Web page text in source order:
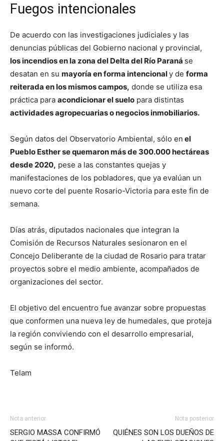
Fuegos intencionales
De acuerdo con las investigaciones judiciales y las
denuncias públicas del Gobierno nacional y provincial,
los incendios en la zona del Delta del Río Paraná se
desatan en su mayoría en forma intencionaly de forma
reiterada en los mismos campos, donde se utiliza esa
práctica para acondicionar el suelo para distintas
actividades agropecuarias o negocios inmobiliarios.
Según datos del Observatorio Ambiental, sólo en el
Pueblo Esther se quemaron más de 300.000 hectáreas
desde 2020, pese a las constantes quejas y
manifestaciones de los pobladores, que ya evalúan un
nuevo corte del puente Rosario-Victoria para este fin de
semana.
Días atrás, diputados nacionales que integran la
Comisión de Recursos Naturales sesionaron en el
Concejo Deliberante de la ciudad de Rosario para tratar
proyectos sobre el medio ambiente, acompañados de
organizaciones del sector.
El objetivo del encuentro fue avanzar sobre propuestas
que conformen una nueva ley de humedales, que proteja
la región conviviendo con el desarrollo empresarial,
según se informó.
Telam
Nota anterior
SERGIO MASSA CONFIRMÓ
Nota posterior
QUIÉNES SON LOS DUEÑOS DE